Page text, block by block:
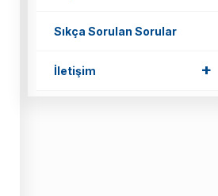
Sıkça Sorulan Sorular
İletişim +